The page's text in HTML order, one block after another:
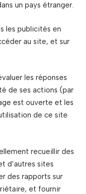
un pays étranger.
les publicités en
au site, et sur
les réponses
de ses actions (par
est ouverte et les
de ce site
recueillir des
d’autres sites
des rapports sur
et fournir